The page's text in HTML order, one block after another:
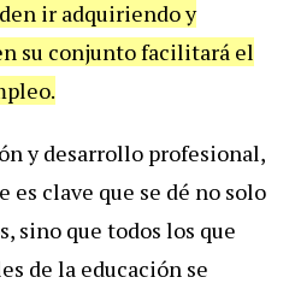
ir adquiriendo y
su conjunto facilitará el
y desarrollo profesional,
es clave que se dé no solo
sino que todos los que
de la educación se